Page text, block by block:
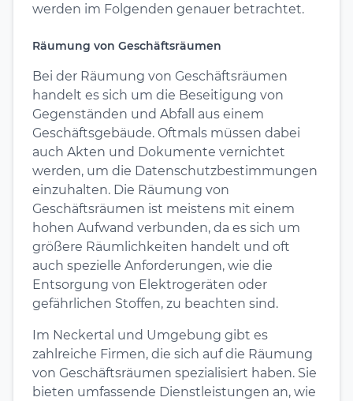
werden im Folgenden genauer betrachtet.
Räumung von Geschäftsräumen
Bei der Räumung von Geschäftsräumen
handelt es sich um die Beseitigung von
Gegenständen und Abfall aus einem
Geschäftsgebäude. Oftmals müssen dabei
auch Akten und Dokumente vernichtet
werden, um die Datenschutzbestimmungen
einzuhalten. Die Räumung von
Geschäftsräumen ist meistens mit einem
hohen Aufwand verbunden, da es sich um
größere Räumlichkeiten handelt und oft
auch spezielle Anforderungen, wie die
Entsorgung von Elektrogeräten oder
gefährlichen Stoffen, zu beachten sind.
Im Neckertal und Umgebung gibt es
zahlreiche Firmen, die sich auf die Räumung
von Geschäftsräumen spezialisiert haben. Sie
bieten umfassende Dienstleistungen an, wie